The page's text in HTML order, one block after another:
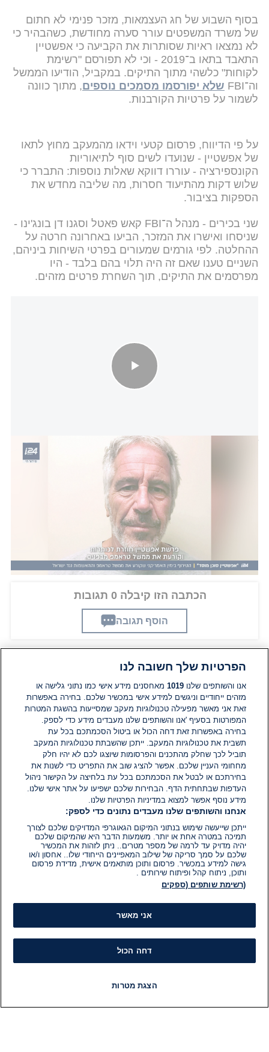
בסוף השבוע של חג העצמאות, מזכר פנימי לא חתום
של משרד המשפטים עורר סערה מחודשת, כשהבהיר כי
לא נמצאו ראיות שסותרות את הקביעה כי אפשטיין
התאבד בתאו ב־2019 - וכי לא תפורסם "רשימת
לקוחות" כלשהי מתוך התיקים. במקביל, הודיעו הממשל
וה־FBI
שלא יפורסמו מסמכים נוספים, מתוך כוונה
לשמור על פרטיות הקורבנות.
על פי הדיווח, פרסום קטעי וידאו מהמעקב מחוץ לתאו
של אפשטיין - שנועדו לשים סוף לתיאוריות
הקונספירציה - עוררו דווקא שאלות נוספות: התברר כי
שלוש דקות מהתיעוד חסרות, מה שליבה מחדש את
הספקות בציבור.
שני בכירים - מנהל ה־FBI קאש פאטל וסגנו דן בונג'ינו -
שניסחו ואישרו את המזכר, הביעו באחרונה חרטה על
ההחלטה. לפי גורמים שמעורים בפרטי השיחות ביניהם,
השניים טענו שאם זה היה תלוי בהם בלבד - היו
מפרסמים את התיקים, תוך השחרת פרטים מזהים.
"אפשטיין סוכן מוסד": הטירוף בימין האמריקני שקורע את ממשל
טראמפ, וההאשמות נגד ישראל
על פי הדיווח, טראמפ מקיים שיחות תכופות עם פאם
בונדי ויועציו הבכירים, שמנסים לנהל את המשבר
התקשורתי - אך בניגוד לשערוריות קודמות, נדמה כי זו
הכתבה הזו קיבלה 0 תגובות
הוסף תגובה
תגובות
אין עדיין תגובות. היה הראשון להגיב
הוסף תגובה
הפרטיות שלך חשובה לנו
אנו והשותפים שלנו1019 מאחסנים מידע אישי כמו נתוני גלישה או
מזהים ייחודיים וניגשים למידע אישי במכשיר שלכם. בחירה באפשרות
זאת אני מאשר מפעילה טכנולוגיות מעקב שמסייעות בהשגת המטרות
המפורטות בסעיף 'אנו והשותפים שלנו מעבדים מידע כדי לספק.
בחירה באפשרות זאת דחה הכול או ביטול הסכמתכם בכל עת
תשבית את טכנולוגיות המעקב. ייתכן שהשבתת טכנולוגיות המעקב
תוביל לכך שחלק מהתכנים והפרסומות שיוצגו לכם לא יהיו חלק
מחחומי העניין שלכם. אפשר להציג שוב את התפריט כדי לשנות את
בחירתכם או לבטל את הסכמתכם בכל עת בלחיצה על הקישור ניהול
העדפות שבתחתית הדף. הבחירות שלכם ישפיעו על אתר אישי שלנו.
מידע נוסף אפשר למצוא במדיניות הפרטיות שלנו.
אנחנו והשותפים שלנו מעבדים נתונים כדי לספק:
ייתכן שייעשה שימוש בנתוני המיקום הגאוגרפי המדויקים שלכם לצורך
תמיכה במטרה אחת או יותר. משמעות הדבר היא שהמיקום שלכם
יהיה מדויק עד לרמה של מספר מטרים.. ניתן לזהות את המכשיר
שלכם על סמך סריקה של שילוב המאפיינים הייחודי שלו.. אחסון ו/או
גישה למידע במכשיר. פרסום ותוכן מותאמים אישית, מדידת פרסום
ותוכן, ניתוח קהל ופיתוח שירותים .
(רשימת שותפים (ספקים
אני מאשר
דחה הכול
הצגת מטרות